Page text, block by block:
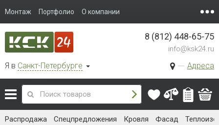
Монтаж Портфолио О компании
Я в Санкт-Петербурге Адреса
8 (812) 448-65-75
info@ksk24.ru
Распродажа Спецпредложения Кровля Фасад